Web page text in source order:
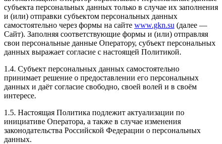
субъекта персональных данных только в случае их заполнения
и (или) отправки субъектом персональных данных
самостоятельно через формы на сайте www.gkn.su (далее —
Сайт). Заполняя соответствующие формы и (или) отправляя
свои персональные данные Оператору, субъект персональных
данных выражает согласие с настоящей Политикой.
1.4. Субъект персональных данных самостоятельно
принимает решение о предоставлении его персональных
данных и даёт согласие свободно, своей волей и в своём
интересе.
1.5. Настоящая Политика подлежит актуализации по
инициативе Оператора, а также в случае изменения
законодательства Российской Федерации о персональных
данных.